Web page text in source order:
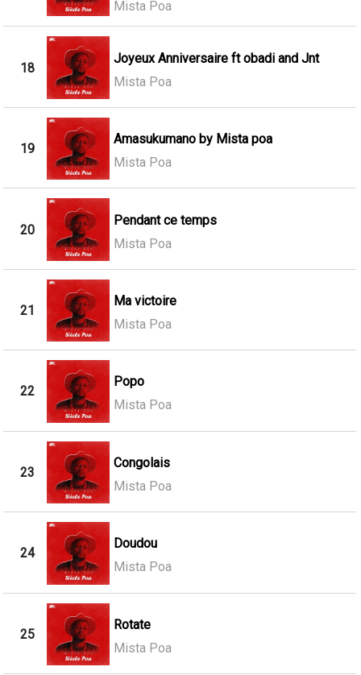
Mista Poa
18
Joyeux Anniversaire ft obadi and Jnt
Mista Poa
19
Amasukumano by Mista poa
Mista Poa
20
Pendant ce temps
Mista Poa
21
Ma victoire
Mista Poa
22
Popo
Mista Poa
23
Congolais
Mista Poa
24
Doudou
Mista Poa
25
Rotate
Mista Poa